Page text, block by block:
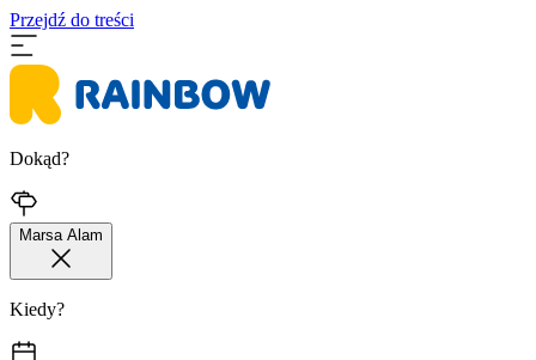
Przejdź do treści
Dokąd?
Marsa Alam
Kiedy?